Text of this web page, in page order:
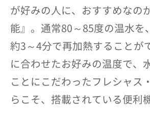
が好みの人に、おすすめなの
能』。通常80～85度の温水を
約3～4分で再加熱することが
に合わせたお好みの温度で、
ことにこだわったフレシャス
らこそ、搭載されている便利